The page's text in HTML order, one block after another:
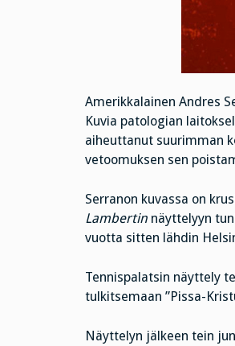
Amerikkalainen Andres
Kuvia patologian
aiheuttanut suurimman
vetoomuksen sen
Serranon kuvassa on
Lambertinnäyttelyyn
vuotta sitten lähdin
Tennispalatsin näyttely
tulkitsemaan ”Pissa-
Näyttelyn jälkeen tein